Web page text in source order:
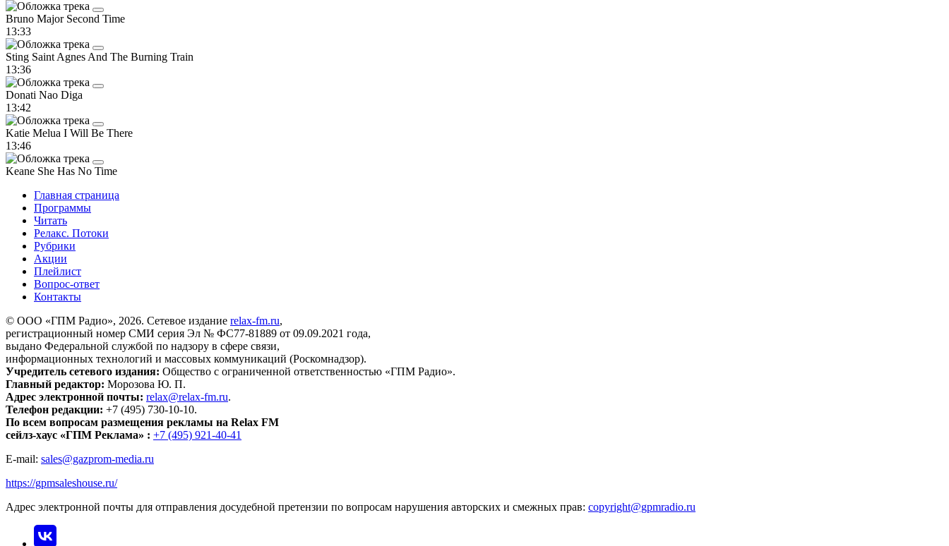
Bruno Major Second Time
13:33
Sting Saint Agnes And The Burning Train
13:36
Donati Nao Diga
13:42
Katie Melua I Will Be There
13:46
Keane She Has No Time
Главная страница
Программы
Читать
Релакс. Потоки
Рубрики
Акции
Плейлист
Вопрос-ответ
Контакты
© ООО «ГПМ Радио», 2026. Сетевое издание relax-fm.ru,
регистрационный номер СМИ серия Эл № ФС77-81889 от 09.09.2021 года,
выдано Федеральной службой по надзору в сфере связи,
информационных технологий и массовых коммуникаций (Роскомнадзор).
Учредитель сетевого издания: Общество с ограниченной ответственностью «ГПМ Радио».
Главный редактор: Морозова Ю. П.
Адрес электронной почты: relax@relax-fm.ru.
Телефон редакции: +7 (495) 730-10-10.
По всем вопросам размещения рекламы на Relax FM
сейлз-хаус «ГПМ Реклама» : +7 (495) 921-40-41
E-mail: sales@gazprom-media.ru
https://gpmsaleshouse.ru/
Адрес электронной почты для отправления досудебной претензии по вопросам нарушения авторских и смежных прав: copyright@gpmradio.ru